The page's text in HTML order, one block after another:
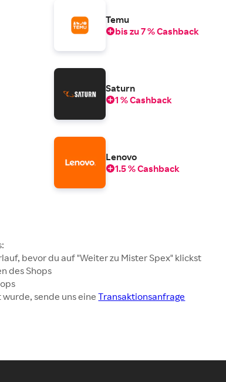
Temu
bis zu 7 % Cashback
Saturn
1 % Cashback
Lenovo
1.5 % Cashback
bevor du auf "Weiter zu Mister Spex" klickst
des Shops
wurde, sende uns eineTransaktionsanfrage